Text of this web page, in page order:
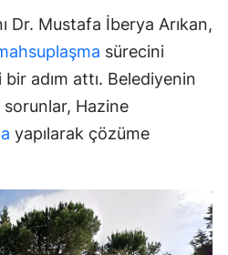
Dr. Mustafa İberya Arıkan,
sürecini
adım attı. Belediyenin
Hazine
yapılarak çözüme